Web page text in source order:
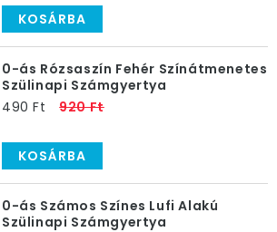
KOSÁRBA
0-ás Rózsaszín Fehér Színátmenetes
Szülinapi Számgyertya
490 Ft
920 Ft
KOSÁRBA
0-ás Számos Színes Lufi Alakú
Szülinapi Számgyertya